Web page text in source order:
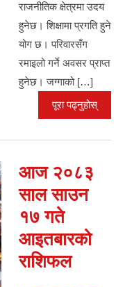
राजनीतिक क्षेत्रमा उदय
हुनेछ। शिक्षामा प्रगति हुने
योग छ। परिवारसँग
रमाइलो गर्ने अवसर प्राप्त
हुनेछ। जग्गाको […]
पूरा पढ्नुहोस्
आज २०८३
साल साउन
१७ गते
आइतबारको
राशिफल